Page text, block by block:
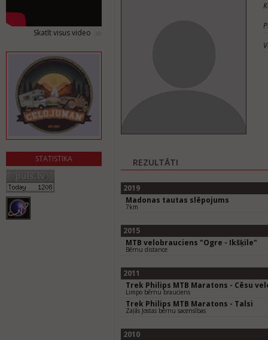
Skatīt visus video
STATISTIKA REZULTĀTI
2019
Madonas tautas slēpojums
7km
2015
MTB velobrauciens "Ogre - Ikšķile"
Bērnu distance
2011
Trek Philips MTB Maratons - Cēsu
Limpo bērnu brauciens
Trek Philips MTB Maratons - Talsi
Zaļās Jostas bērnu sacensības
2010